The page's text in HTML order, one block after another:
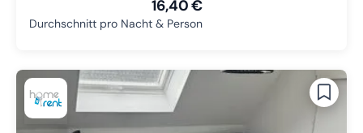
16,40 €
Durchschnitt pro Nacht & Person